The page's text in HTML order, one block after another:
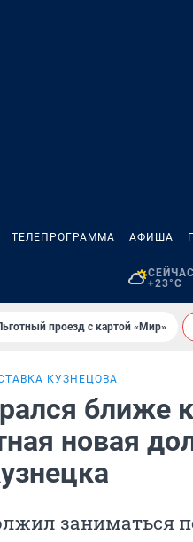
ТЕЛЕПРОГРАММА АФИША
СЕЙЧАС
+23°C
проезд с картой «Мир»
КУЗНЕЦОВА
ближе
новая
заниматься